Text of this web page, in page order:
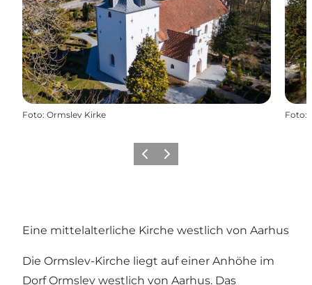
Foto: Ormslev Kirke Foto:
ZurückWeiter
Eine mittelalterliche Kirche westlich von Aarhus
Die Ormslev-Kirche liegt auf einer Anhöhe im
Dorf Ormslev westlich von Aarhus. Das